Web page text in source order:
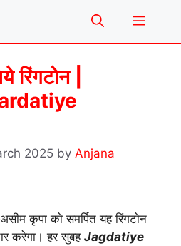
Menu
रिंगटोन |
2025 by Anjana
कृपा को समर्पित यह रिंगटोन
करेगा। हर सुबह Jagdatiye